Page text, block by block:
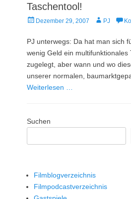
Taschentool!
Veröffentlicht
Dezember 29, 2007 AutorPJ
PJ unterwegs: Da hat man sich
wenig Geld ein multifunktionales
zugelegt, aber wann und wo
unserer normalen,
Weiterlesen …
Suchen
Filmblogverzeichnis
Filmpodcastverzeichnis